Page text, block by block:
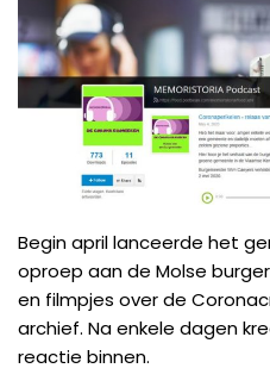
Begin april lanceerde het
oproep aan de Molse
en filmpjes over de
archief. Na enkele dagen
reactie binnen.